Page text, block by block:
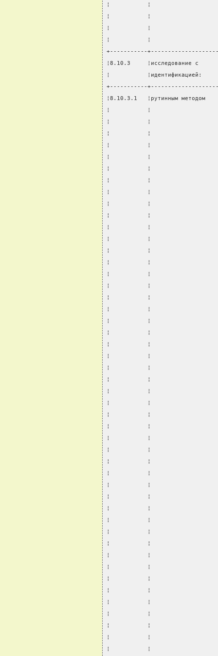
¦           ¦
¦           ¦
¦           ¦
¦           ¦
+-----------
¦8.10.3
¦
+-----------
¦8.10.3.1   ¦рутинным
¦           ¦
¦           ¦
¦           ¦
¦           ¦
¦           ¦
¦           ¦
¦           ¦
¦           ¦
¦           ¦
¦           ¦
¦           ¦
¦           ¦
¦           ¦
¦           ¦
¦           ¦
¦           ¦
¦           ¦
¦           ¦
¦           ¦
¦           ¦
¦           ¦
¦           ¦
¦           ¦
¦           ¦
¦           ¦
¦           ¦
¦           ¦
¦           ¦
¦           ¦
¦           ¦
¦           ¦
¦           ¦
¦           ¦
¦           ¦
¦           ¦
¦           ¦
¦           ¦
¦           ¦
¦           ¦
¦           ¦
¦           ¦
¦           ¦
¦           ¦
¦           ¦
¦           ¦
¦           ¦
¦           ¦